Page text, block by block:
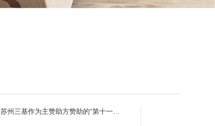
苏州三基作为主赞助方赞助的“第十一届